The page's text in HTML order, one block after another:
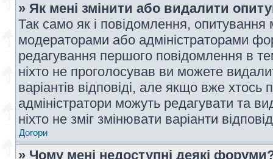
» Як мені змінити або видалити
Так само як і повідомлення,
модераторами або адміністраторами
редагування першого повідомлення в
ніхто не проголосував ви можете
варіантів відповіді, але якщо вже
адміністратори можуть редагувати та
ніхто не зміг змінювати варіанти
Догори
» Чому мені недоступні деякі